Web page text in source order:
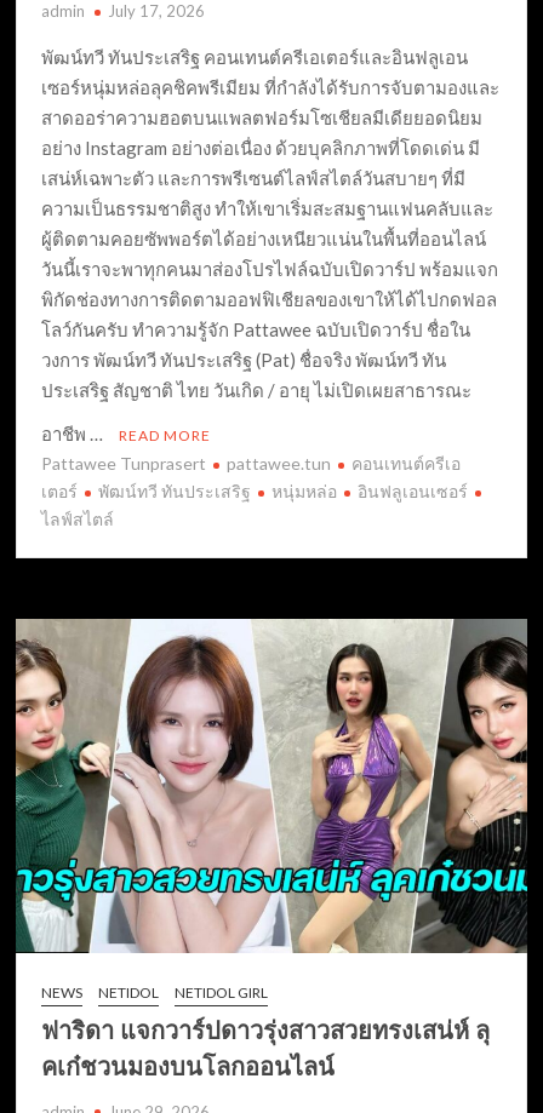
admin July 17, 2026
พัฒน์ทวี ทันประเสริฐ คอนเทนต์ครีเอเตอร์และอินฟลูเอน
เซอร์หนุ่มหล่อลุคชิคพรีเมียม ที่กำลังได้รับการจับตามองและ
สาดออร่าความฮอตบนแพลตฟอร์มโซเชียลมีเดียยอดนิยม
อย่าง Instagram อย่างต่อเนื่อง ด้วยบุคลิกภาพที่โดดเด่น มี
เสน่ห์เฉพาะตัว และการพรีเซนต์ไลฟ์สไตล์วันสบายๆ ที่มี
ความเป็นธรรมชาติสูง ทำให้เขาเริ่มสะสมฐานแฟนคลับและ
ผู้ติดตามคอยซัพพอร์ตได้อย่างเหนียวแน่นในพื้นที่ออนไลน์
วันนี้เราจะพาทุกคนมาส่องโปรไฟล์ฉบับเปิดวาร์ป พร้อมแจก
พิกัดช่องทางการติดตามออฟฟิเชียลของเขาให้ได้ไปกดฟอล
โลว์กันครับ ทำความรู้จัก Pattawee ฉบับเปิดวาร์ป ชื่อใน
วงการ พัฒน์ทวี ทันประเสริฐ (Pat) ชื่อจริง พัฒน์ทวี ทัน
ประเสริฐ สัญชาติ ไทย วันเกิด / อายุ ไม่เปิดเผยสาธารณะ
อาชีพ …
READ MORE
Pattawee Tunprasert pattawee.tun
คอนเทนต์ครีเอ
เตอร์
พัฒน์ทวี ทันประเสริฐ หนุ่มหล่อ
อินฟลูเอนเซอร์
ไลฟ์สไตล์
NEWS NETIDOL NETIDOL GIRL
ฟาริดา แจกวาร์ปดาวรุ่งสาวสวยทรงเสน่ห์ ลุ
คเก๋ชวนมองบนโลกออนไลน์